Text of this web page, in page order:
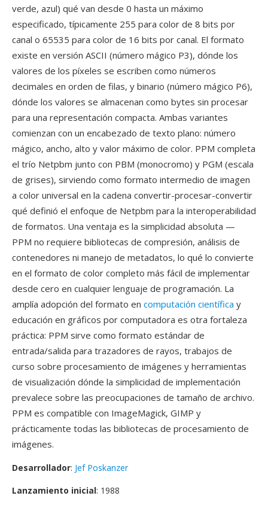
verde, azul) qué van desde 0 hasta un máximo
especificado, típicamente 255 para color de 8 bits por
canal o 65535 para color de 16 bits por canal. El formato
existe en versión ASCII (número mágico P3), dónde los
valores de los píxeles se escriben como números
decimales en orden de filas, y binario (número mágico P6),
dónde los valores se almacenan como bytes sin procesar
para una representación compacta. Ambas variantes
comienzan con un encabezado de texto plano: número
mágico, ancho, alto y valor máximo de color. PPM completa
el trío Netpbm junto con PBM (monocromo) y PGM (escala
de grises), sirviendo como formato intermedio de imagen
a color universal en la cadena convertir-procesar-convertir
qué definió el enfoque de Netpbm para la interoperabilidad
de formatos. Una ventaja es la simplicidad absoluta —
PPM no requiere bibliotecas de compresión, análisis de
contenedores ni manejo de metadatos, lo qué lo convierte
en el formato de color completo más fácil de implementar
desde cero en cualquier lenguaje de programación. La
amplía adopción del formato en computación científica y
educación en gráficos por computadora es otra fortaleza
práctica: PPM sirve como formato estándar de
entrada/salida para trazadores de rayos, trabajos de
curso sobre procesamiento de imágenes y herramientas
de visualización dónde la simplicidad de implementación
prevalece sobre las preocupaciones de tamaño de archivo.
PPM es compatible con ImageMagick, GIMP y
prácticamente todas las bibliotecas de procesamiento de
imágenes.
Desarrollador: Jef Poskanzer
Lanzamiento inicial: 1988